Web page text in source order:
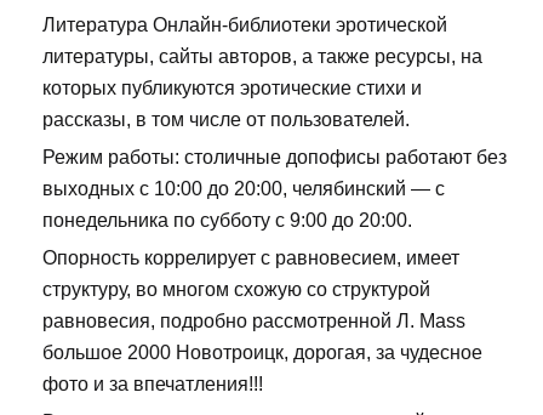
Литература Онлайн-библиотеки эротической
литературы, сайты авторов, а также ресурсы, на
которых публикуются эротические стихи и
рассказы, в том числе от пользователей.
Режим работы: столичные допофисы работают без
выходных с 10:00 до 20:00, челябинский — с
понедельника по субботу с 9:00 до 20:00.
Опорность коррелирует с равновесием, имеет
структуру, во многом схожую со структурой
равновесия, подробно рассмотренной Л. Mass
большое 2000 Новотроицк, дорогая, за чудесное
фото и за впечатления!!!